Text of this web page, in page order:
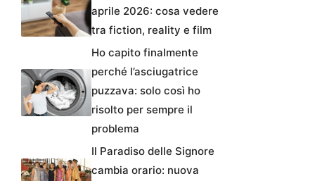
aprile 2026: cosa vedere
tra fiction, reality e film
Ho capito finalmente
perché l’asciugatrice
puzzava: solo così ho
risolto per sempre il
problema
Il Paradiso delle Signore
cambia orario: nuova